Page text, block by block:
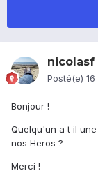
nicolasf
Posté(e)
Bonjour !
Quelqu'un a t il
nos Heros ?
Merci !